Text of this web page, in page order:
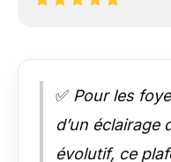
✅ Pour les
d’un éclairage
évolutif, ce